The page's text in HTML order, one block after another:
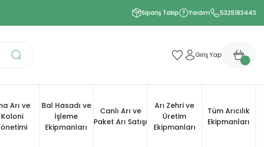
Sipariş Takip Yardım 5325183443
Giriş Yap
Arı ve
Koloni
Bal Hasadı ve
İşleme
Ekipmanları
Canlı Arı ve
Paket Arı Satışı
Arı Zehri ve
Üretim
Ekipmanları
Tüm Arıcılık
Ekipmanları